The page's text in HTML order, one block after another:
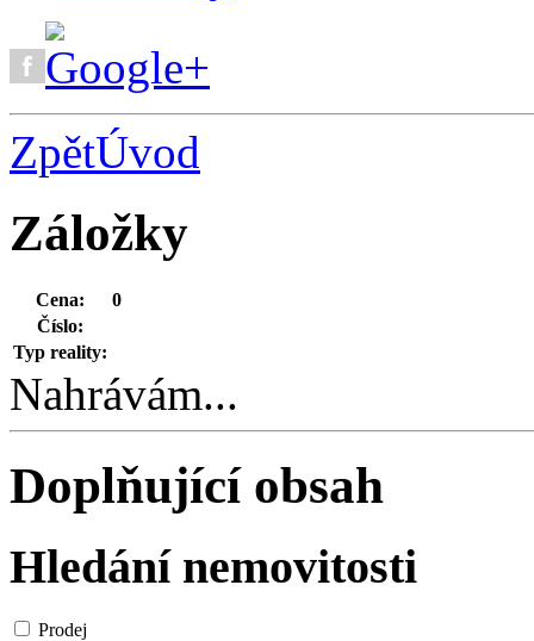
ZpětÚvod
Záložky
Cena:
0
Číslo:
Typ reality:
Nahrávám...
Doplňující obsah
Hledání nemovitosti
Prodej